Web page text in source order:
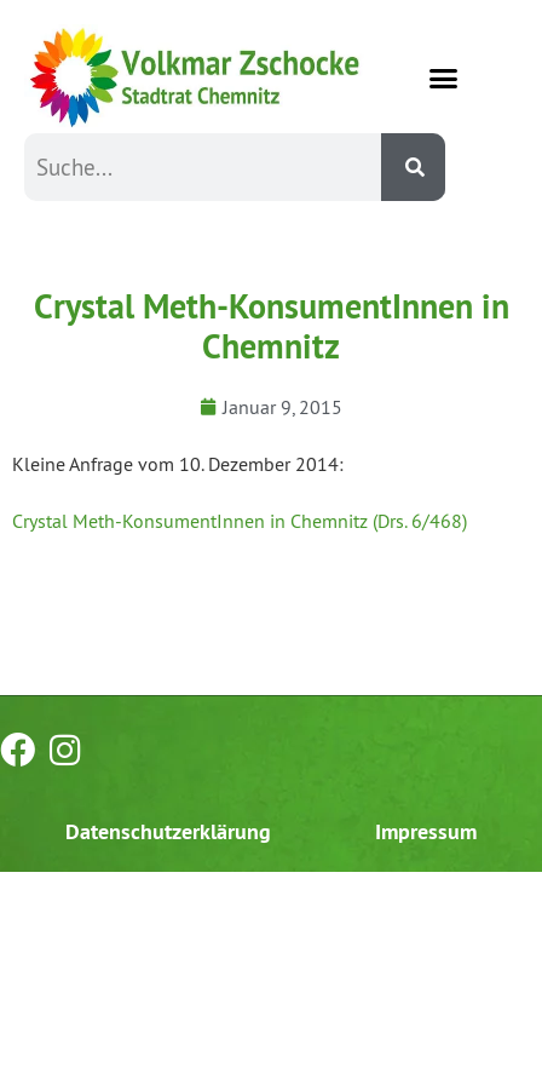
Crystal Meth-KonsumentInnen in
Chemnitz
Januar 9, 2015
Kleine Anfrage vom 10. Dezember 2014:
Crystal Meth-KonsumentInnen in Chemnitz (Drs. 6/468)
Datenschutzerklärung Impressum